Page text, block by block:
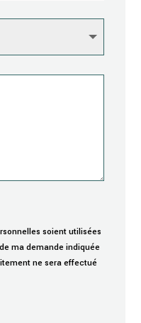
soient utilisées
ma demande indiquée
ne sera effectué